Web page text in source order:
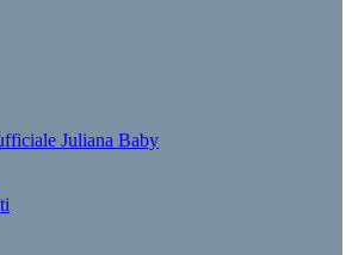
Juliana Baby